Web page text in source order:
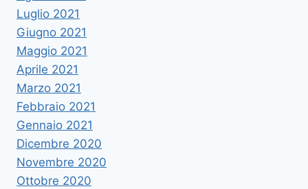
Luglio 2021
Giugno 2021
Maggio 2021
Aprile 2021
Marzo 2021
Febbraio 2021
Gennaio 2021
Dicembre 2020
Novembre 2020
Ottobre 2020